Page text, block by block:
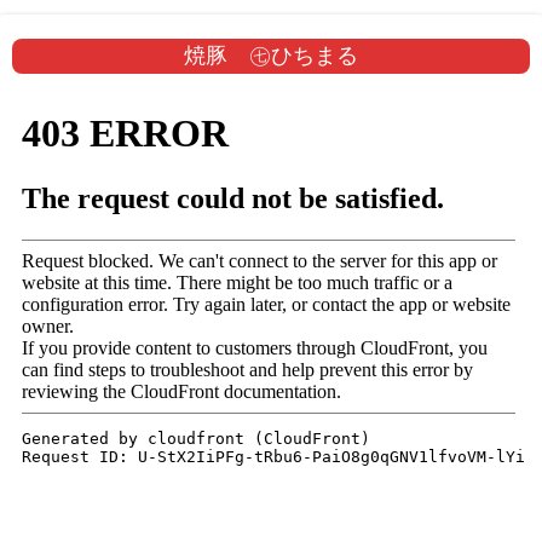
焼豚 ㊆ひちまる